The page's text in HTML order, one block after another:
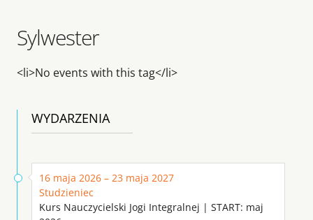
Sylwester
<li>No events with this tag</li>
WYDARZENIA
16 maja 2026 – 23 maja 2027
Studzieniec
Kurs Nauczycielski Jogi Integralnej | START: maj